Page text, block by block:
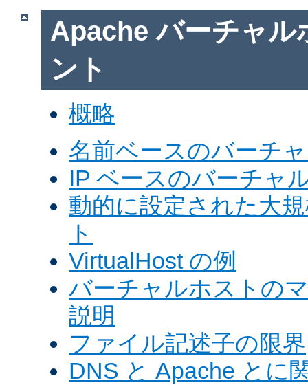
Apache バーチャル
ント
概略
名前ベースのバーチ
IP ベースのバーチャ
動的に設定された大
ト
VirtualHost の例
バーチャルホストの
説明
ファイル記述子の限界
DNS と Apache とに